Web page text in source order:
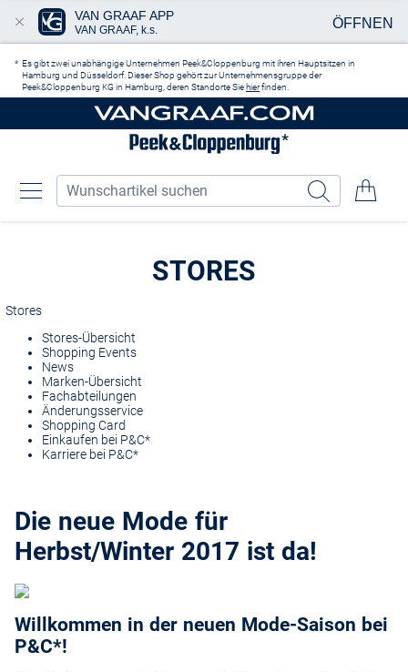
Es gibt zwei unabhängige Unternehmen Peek&Cloppenburg mit ihren Hauptsitzen in
Hamburg und Düsseldorf. Dieser Shop gehört zur Unternehmensgruppe der
Peek&Cloppenburg KG in Hamburg, deren Standorte Sie hierfinden.
STORES
Stores
Stores-Übersicht
Shopping Events
News
Marken-Übersicht
Fachabteilungen
Änderungsservice
Shopping Card
Einkaufen bei P&C*
Karriere bei P&C*
Die neue Mode für
Herbst/Winter 2017 ist da!
Willkommen in der neuen Mode-Saison bei
P&C*!
VAN GRAAF APP
VAN GRAAF, k.s. ÖFFNEN